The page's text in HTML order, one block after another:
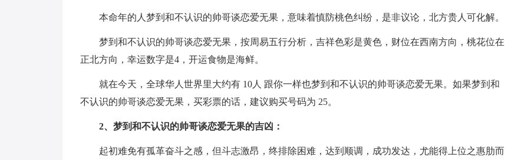
本命年的人梦到和不认识的帅哥谈恋爱无果，意味着慎防桃色纠纷，是非议论，北方贵人可化解。
梦到和不认识的帅哥谈恋爱无果，按周易五行分析，吉祥色彩是黄色，财位在西南方向，桃花位在
正北方向，幸运数字是4，开运食物是海鲜。
就在今天，全球华人世界里大约有 10人 跟你一样也梦到和不认识的帅哥谈恋爱无果。如果梦到和
不认识的帅哥谈恋爱无果，买彩票的话，建议购买号码为 25。
2、梦到和不认识的帅哥谈恋爱无果的吉凶：
起初难免有孤革奋斗之感，但斗志激昂，终排除困难，达到顺调，成功发达，尤能得上位之惠肋而